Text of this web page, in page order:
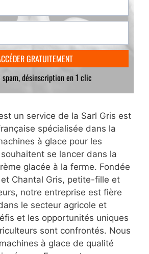
un service de la Sarl Gris est
spécialisée dans la
à glace pour les
se lancer dans la
glacée à la ferme. Fondée
Chantal Gris, petite-fille et
notre entreprise est fière
le secteur agricole et
et les opportunités uniques
sont confrontés. Nous
à glace de qualité